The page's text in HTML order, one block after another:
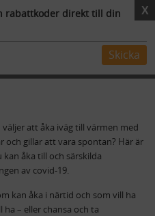
– detta gäller nu
att åka iväg till värmen med
och gillar att vara spontan? Här är
åka till och särskilda
av covid-19.
kan åka i närtid och som vill ha
– eller chansa och ta
X
rabattkoder direkt till din
Skicka